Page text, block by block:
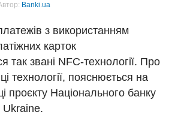
Banki.ua
з використанням
карток
так звані NFC-технології. Про
технології, пояснюється на
проєкту Національного банку
HTML: <p> <br> <ul> <li> <ol> <em> <strong> <b>
переносяться автоматично.
other posts using [quote] tags.
переносяться автоматично.